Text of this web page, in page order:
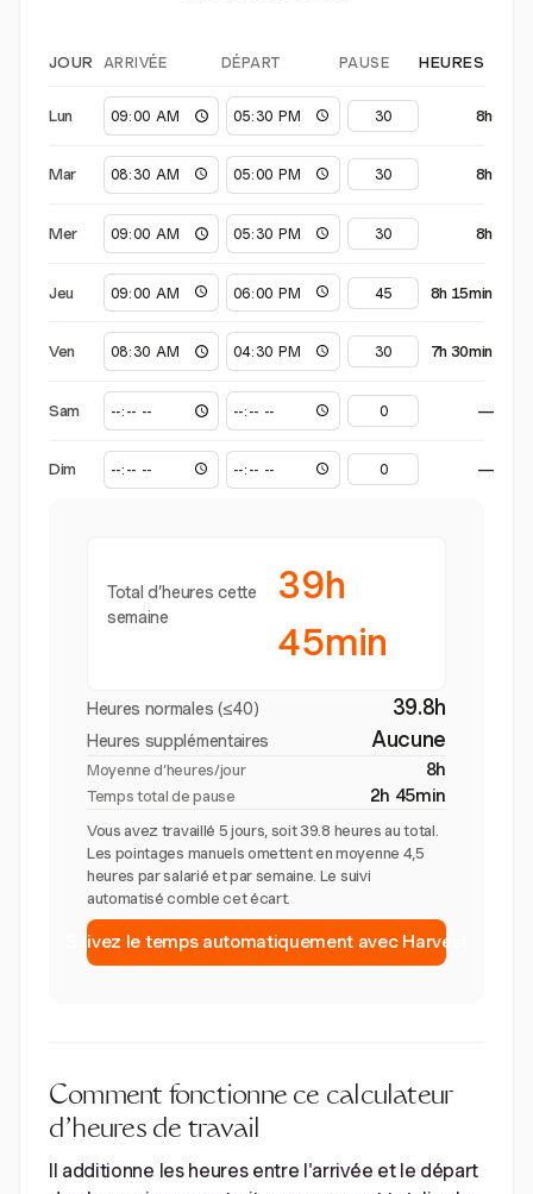
JOUR ARRIVÉE DÉPART PAUSE HEURES
Lun 8h
Mar 8h
Mer 8h
Jeu 8h 15min
Ven 7h 30min
Sam —
Dim —
Total d’heures cette
semaine
39h
45min
Heures normales (≤40) 39.8h
Heures supplémentaires Aucune
Moyenne d’heures/jour 8h
Temps total de pause 2h 45min
Vous avez travaillé 5 jours, soit 39.8 heures au total.
Les pointages manuels omettent en moyenne 4,5
heures par salarié et par semaine. Le suivi
automatisé comble cet écart.
Suivez le temps automatiquement avec Harvest
Comment fonctionne ce calculateur
d'heures de travail
Il additionne les heures entre l'arrivée et le départ